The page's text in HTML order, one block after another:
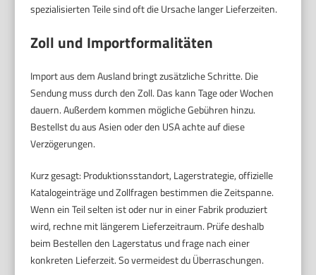
spezialisierten Teile sind oft die Ursache langer Lieferzeiten.
Zoll und Importformalitäten
Import aus dem Ausland bringt zusätzliche Schritte. Die
Sendung muss durch den Zoll. Das kann Tage oder Wochen
dauern. Außerdem kommen mögliche Gebühren hinzu.
Bestellst du aus Asien oder den USA achte auf diese
Verzögerungen.
Kurz gesagt: Produktionsstandort, Lagerstrategie, offizielle
Katalogeinträge und Zollfragen bestimmen die Zeitspanne.
Wenn ein Teil selten ist oder nur in einer Fabrik produziert
wird, rechne mit längerem Lieferzeitraum. Prüfe deshalb
beim Bestellen den Lagerstatus und frage nach einer
konkreten Lieferzeit. So vermeidest du Überraschungen.